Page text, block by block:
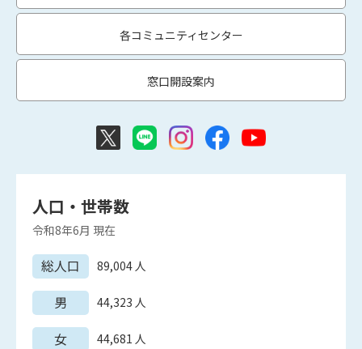
各コミュニティセンター
窓口開設案内
人口・世帯数
令和8年6月 現在
総人口 89,004人
男 44,323 人
女 44,681 人